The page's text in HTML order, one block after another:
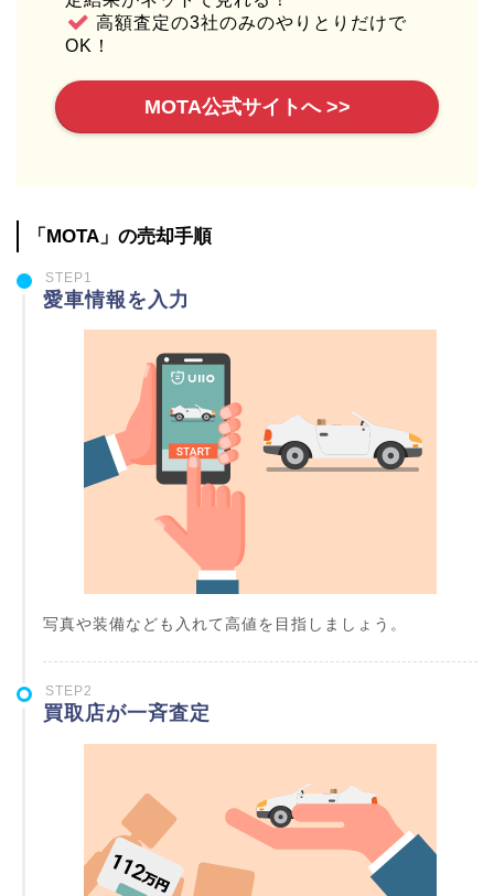
高額査定の3社のみのやりとりだけで
OK！
MOTA公式サイトへ >>
「MOTA」の売却手順
STEP1
愛車情報を入力
写真や装備なども入れて高値を目指しましょう。
STEP2
買取店が一斉査定